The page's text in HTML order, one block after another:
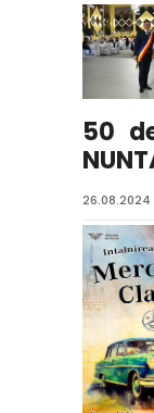
50
26.08.2024